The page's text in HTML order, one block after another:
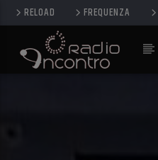
RELOAD FREQUENZA